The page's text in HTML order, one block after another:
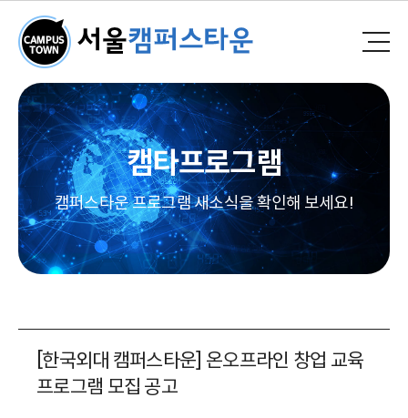
캠타프로그램
캠퍼스타운 프로그램 새소식을 확인해 보세요!
[한국외대 캠퍼스타운] 온오프라인 창업 교육
프로그램 모집 공고